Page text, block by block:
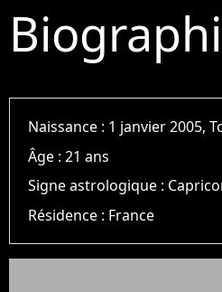
Naissance : 1 janvier 2005,
Âge :21 ans
Signe astrologique :
Résidence : France